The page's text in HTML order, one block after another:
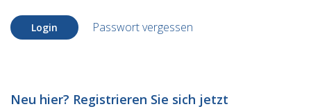
Login Passwort vergessen
Neu hier? Registrieren Sie sich jetzt